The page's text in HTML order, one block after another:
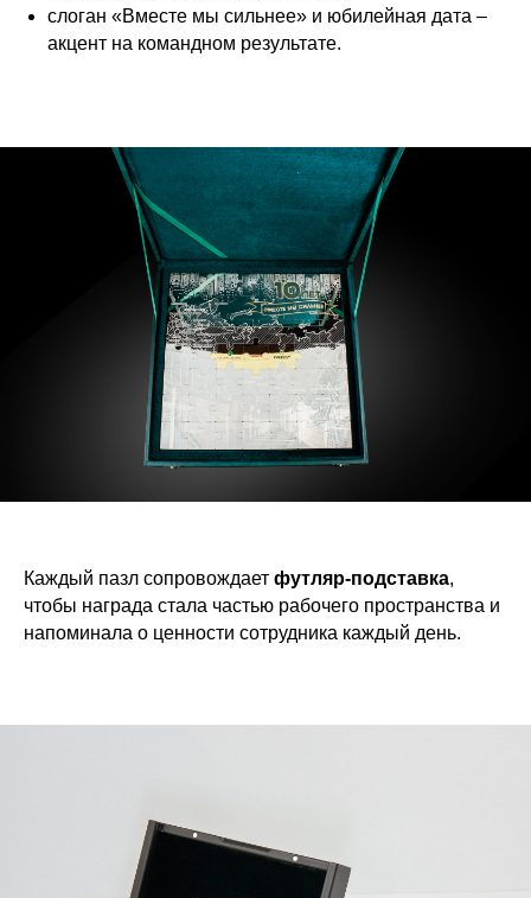
слоган «Вместе мы сильнее» и юбилейная дата –
акцент на командном результате.
Каждый пазл сопровождает футляр-подставка,
чтобы награда стала частью рабочего пространства и
напоминала о ценности сотрудника каждый день.